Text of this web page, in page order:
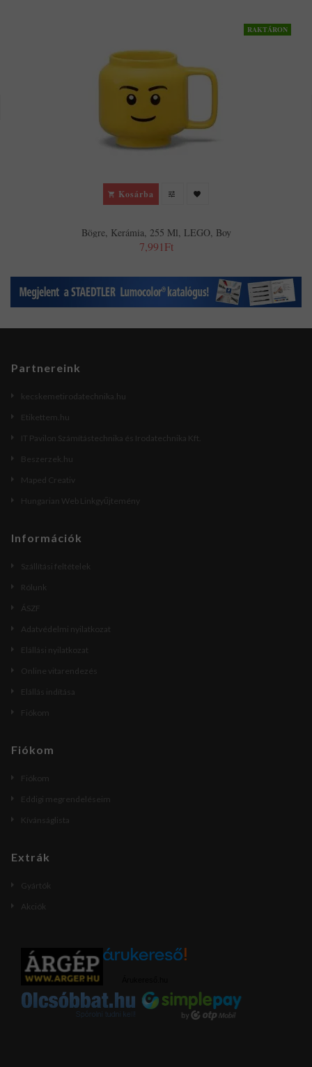
RAKTÁRON
Kosárba
Bögre, Kerámia, 255 Ml, LEGO, Boy
7,991Ft
Partnereink
kecskemetirodatechnika.hu
Etikettem.hu
IT Pavilon Számítástechnika és Irodatechnika Kft.
Beszerzek.hu
Maped Creativ
Hungarian Web Linkgyűjtemény
Információk
Szállítási feltételek
Rólunk
ÁSZF
Adatvédelmi nyilatkozat
Elállási nyilatkozat
Online vitarendezés
Elállás indítása
Fiókom
Fiókom
Fiókom
Eddigi megrendeléseim
Kívánságlista
Extrák
Gyártók
Akciók